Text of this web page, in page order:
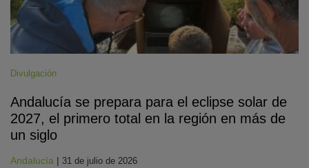
Divulgación
Andalucía se prepara para el eclipse solar de
2027, el primero total en la región en más de
un siglo
Andalucía | 31 de julio de 2026